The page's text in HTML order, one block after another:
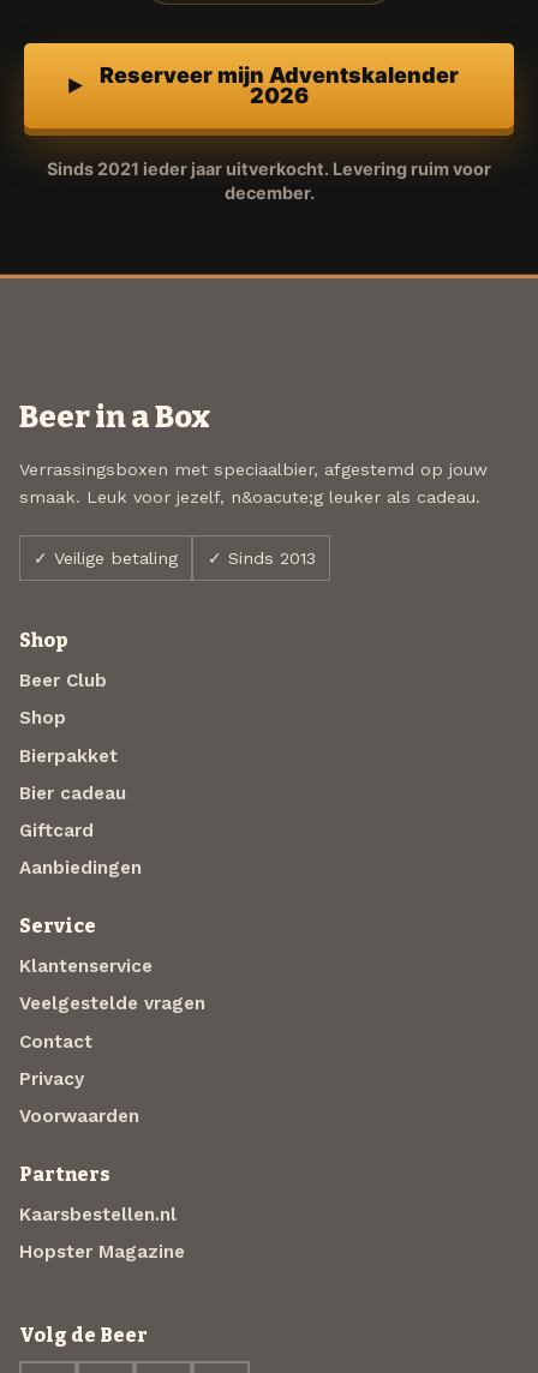
Reserveer mijn Adventskalender
2026
Sinds 2021 ieder jaar uitverkocht. Levering ruim voor
december.
Beer in a Box
Verrassingsboxen met speciaalbier, afgestemd op jouw
smaak. Leuk voor jezelf, n&oacute;g leuker als cadeau.
✓ Veilige betaling ✓ Sinds 2013
Shop
Beer Club
Shop
Bierpakket
Bier cadeau
Giftcard
Aanbiedingen
Service
Klantenservice
Veelgestelde vragen
Contact
Privacy
Voorwaarden
Partners
Kaarsbestellen.nl
Hopster Magazine
Volg de Beer